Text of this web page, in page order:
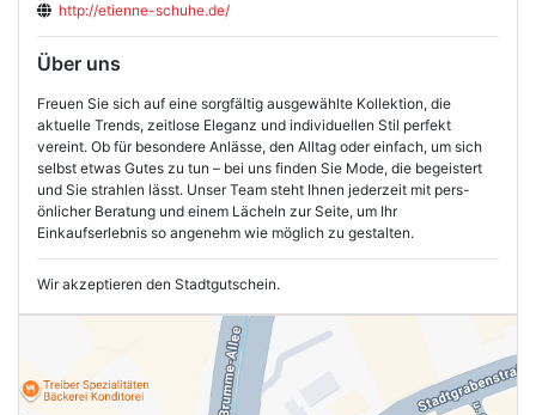
http://etienne-schuhe.de/
Über uns
Freuen Sie sich auf eine sorgfältig ausgewählte Kollektion, die
aktuelle Trends, zeitlose Eleganz und individuellen Stil perfekt
vereint. Ob für besondere Anlässe, den Alltag oder einfach, um sich
selbst etwas Gutes zu tun – bei uns finden Sie Mode, die begeistert
und Sie strahlen lässt. Unser Team steht Ihnen jederzeit mit pers-
önlicher Beratung und einem Lächeln zur Seite, um Ihr
Einkaufserlebnis so angenehm wie möglich zu gestalten.
Wir akzeptieren den Stadtgutschein.